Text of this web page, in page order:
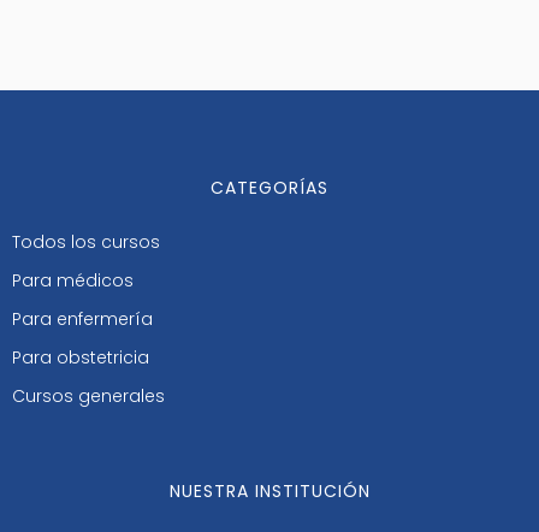
CATEGORÍAS
Todos los cursos
Para médicos
Para enfermería
Para obstetricia
Cursos generales
NUESTRA INSTITUCIÓN